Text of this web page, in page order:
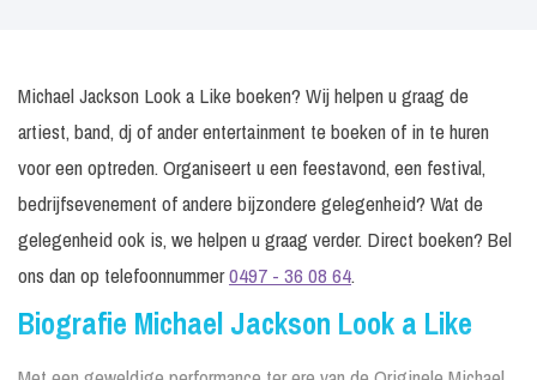
Michael Jackson Look a Like boeken? Wij helpen u graag de
artiest, band, dj of ander entertainment te boeken of in te huren
voor een optreden. Organiseert u een feestavond, een festival,
bedrijfsevenement of andere bijzondere gelegenheid? Wat de
gelegenheid ook is, we helpen u graag verder. Direct boeken? Bel
ons dan op telefoonnummer0497 - 36 08 64.
Biografie Michael Jackson Look a Like